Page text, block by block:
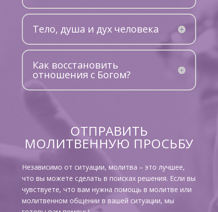
Тело, душа и дух человека
Как восстановить
отношения с Богом?
ОТПРАВИТЬ
МОЛИТВЕННУЮ ПРОСЬБУ
Независимо от ситуации, молитва – это лучшее,
что вы можете сделать в поисках решения. Если вы
чувствуете, что вам нужна помощь в молитве или
молитвенном общении в вашей ситуации, мы